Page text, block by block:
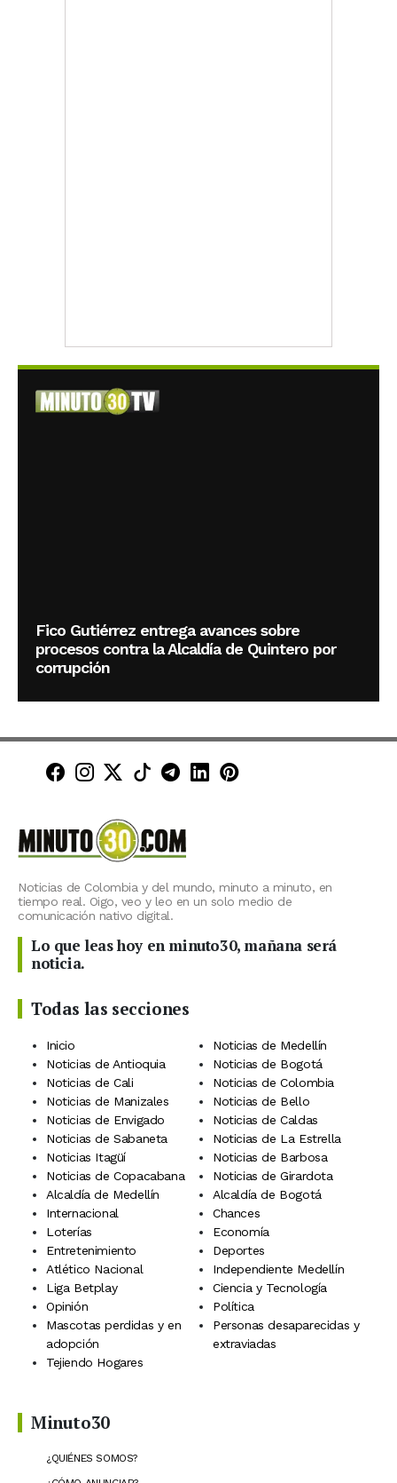
Fico Gutiérrez entrega avances sobre
procesos contra la Alcaldía de Quintero por
corrupción
Minuto30 en Facebook
Minuto30 en Instagram
Minuto30 en X (Twitter)
Minuto30 en TikTok
Canal de Minuto30 en
Minuto30 en LinkedIn
Minuto30 en
Noticias de Colombia y del mundo, minuto a minuto, en
tiempo real. Oigo, veo y leo en un solo medio de
comunicación nativo digital.
Lo que leas hoy en minuto30, mañana será
noticia.
Todas las secciones
Inicio
Noticias de Medellín
Noticias de Antioquia
Noticias de Bogotá
Noticias de Cali
Noticias de Colombia
Noticias de Manizales
Noticias de Bello
Noticias de Envigado
Noticias de Caldas
Noticias de Sabaneta
Noticias de La Estrella
Noticias Itagüí
Noticias de Barbosa
Noticias de Copacabana
Noticias de Girardota
Alcaldía de Medellín
Alcaldía de Bogotá
Internacional
Chances
Loterías
Economía
Entretenimiento
Deportes
Atlético Nacional
Independiente Medellín
Liga Betplay
Ciencia y Tecnología
Opinión
Política
Mascotas perdidas y en
adopción
Personas desaparecidas y
extraviadas
Tejiendo Hogares
Minuto30
¿QUIÉNES SOMOS?